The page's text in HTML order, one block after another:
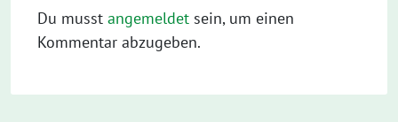
Du musst angemeldet sein, um einen
Kommentar abzugeben.